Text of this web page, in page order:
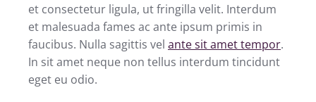
et consectetur ligula, ut fringilla velit. Interdum
et malesuada fames ac ante ipsum primis in
faucibus. Nulla sagittis vel ante sit amet tempor.
In sit amet neque non tellus interdum tincidunt
eget eu odio.